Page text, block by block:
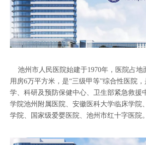
池州市人民医院始建于1970年，医院占地
用房6万平方米，是“三级甲等”综合性医院
学、科研及预防保健中心、卫生部紧急救援
学院池州附属医院、安徽医科大学临床学院
学院、国家级爱婴医院、池州市红十字医院。